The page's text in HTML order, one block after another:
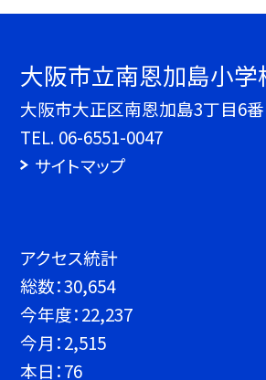
大阪市立南恩加島小学
大阪市大正区南恩加島3丁目6
TEL. 06-6551-0047
サイトマップ
アクセス統計
総数：30,654
今年度：22,237
今月：2,515
本日：76